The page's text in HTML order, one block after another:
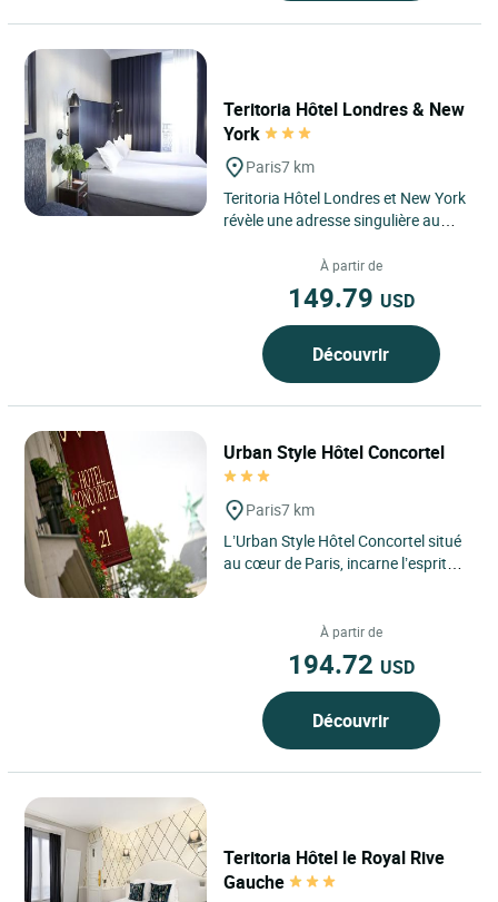
Teritoria Hôtel Londres & New
York
Paris7 km
Teritoria Hôtel Londres et New York
révèle une adresse singulière au
entre la gare...À partir de
149.79 USD
Découvrir
Urban Style Hôtel Concortel
Paris7 km
L’Urban Style Hôtel Concortel situé
au cœur de Paris, incarne l’esprit
À partir de
194.72 USD
Découvrir
Teritoria Hôtel le Royal Rive
Gauche